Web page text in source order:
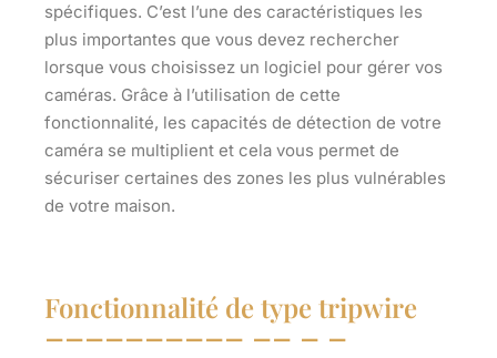
spécifiques. C’est l’une des caractéristiques les
plus importantes que vous devez rechercher
lorsque vous choisissez un logiciel pour gérer vos
caméras. Grâce à l’utilisation de cette
fonctionnalité, les capacités de détection de votre
caméra se multiplient et cela vous permet de
sécuriser certaines des zones les plus vulnérables
de votre maison.
Fonctionnalité de type tripwire